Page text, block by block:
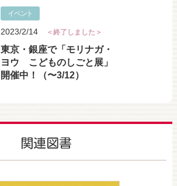
イベント
2023/2/14 ＜終了しました＞
東京・銀座で「モリナガ・
ヨウ こどものしごと展」
開催中！（〜3/12）
関連図書